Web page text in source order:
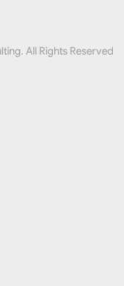
All Rights Reserved